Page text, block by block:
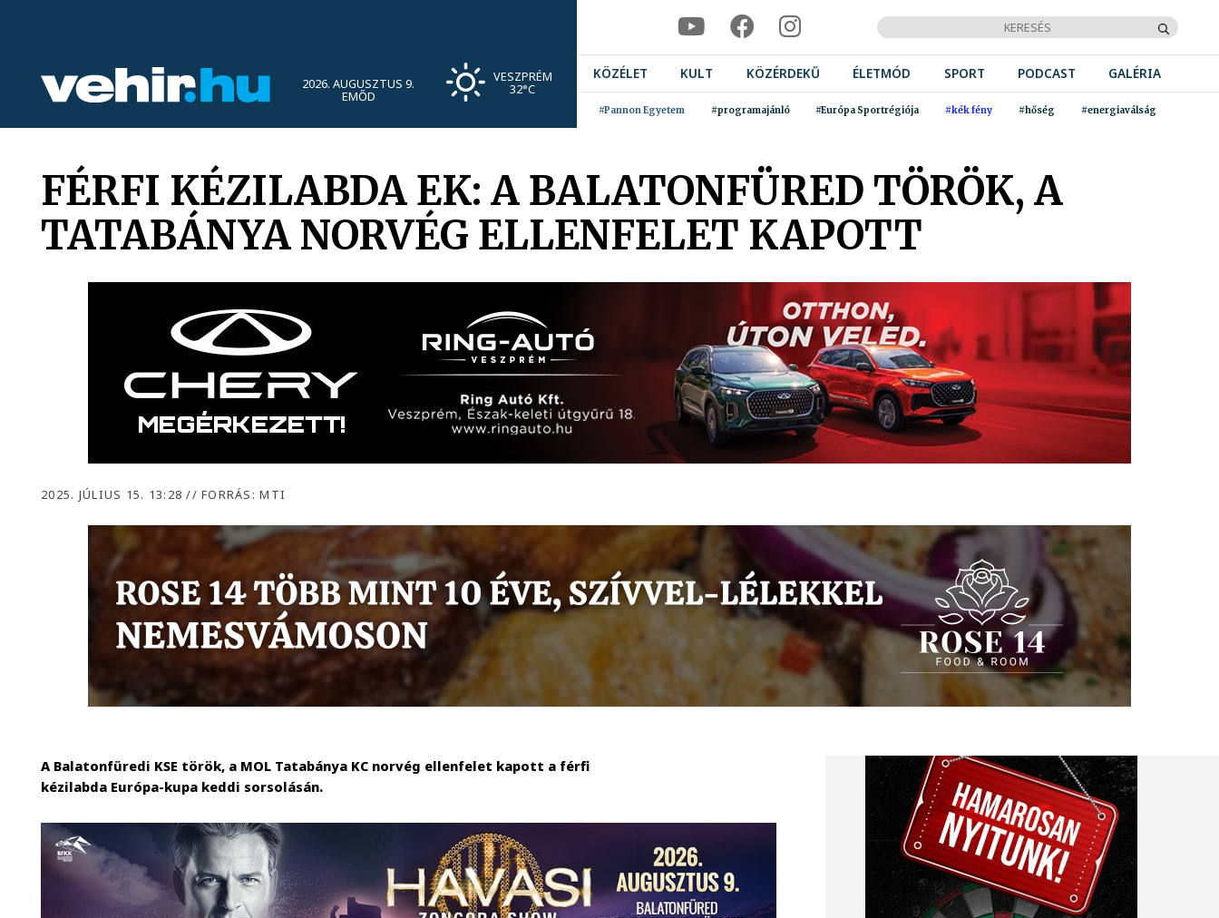
2026. AUGUSZTUS 9.
EMŐD
VESZPRÉM
32°C
KÖZÉLET KULT KÖZÉRDEKŰ ÉLETMÓD SPORT PODCAST GALÉRIA
#Pannon Egyetem #programajánló #Európa Sportrégiója #kék fény #hőség #energiaválság
FÉRFI KÉZILABDA EK: A BALATONFÜRED TÖRÖK, A
TATABÁNYA NORVÉG ELLENFELET KAPOTT
2025. JÚLIUS 15. 13:28// FORRÁS: MTI
A Balatonfüredi KSE török, a MOL Tatabánya KC norvég ellenfelet kapott a férfi
kézilabda Európa-kupa keddi sorsolásán.